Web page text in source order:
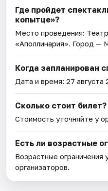
Где пройдет
копытце»?
Место проведения:
«Аполлинария». Город —
Когда запланирован
Дата и время:27 августа
Сколько стоит билет?
Стоимость уточняйте у
Есть ли возрастные
Возрастные ограничения
организаторов.